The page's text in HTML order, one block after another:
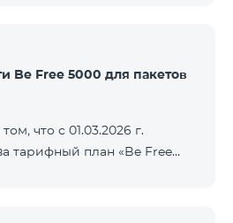
будет
изменения ситуации.
Be Free 5000 для пакетов
что с 01.03.2026 г.
тарифный план «Be Free